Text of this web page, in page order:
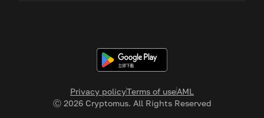
Privacy policyTerms of useAML
Ⓒ 2026Cryptomus. All Rights Reserved